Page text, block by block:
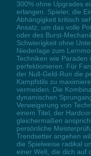
300% ohne Upgrades
erlangen. Spieler, die
Abhängigkeit kritisch
Ansatz, um das volle
oder des Burst-
Schwierigkeit ohne
Niederlage zum
Techniken wie Paraden
perfektionieren. Für
der Null-Geld-Run die
Kampfstils zu
vermeiden. Die
dynamischen
Verweigerung von
einem Titel, der
gleichermaßen
persönliche
Trendsetter angehen
die Spielweise radikal
einer Welt, die dich auf